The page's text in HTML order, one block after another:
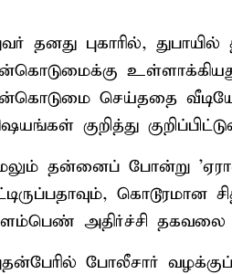
தனது புகாரில்,
செய்ததை வீடியோ
குறித்து
தன்னைப் போன்று
அதிர்ச்சி தகவலை
போலீசார்